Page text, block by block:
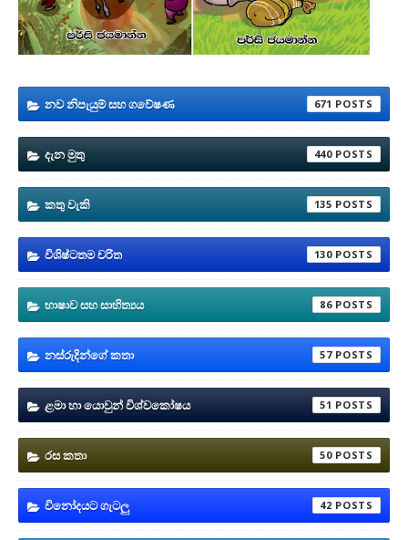
නව නිපැයුම් සහ ගවේෂණ 671
දැන මුතු 440
කතු වැකි 135
විශිෂ්ටතම චරිත 130
භාෂාව සහ සාහිත්‍යය 86
නස්රුදින්ගේ කතා 57
ළමා හා යොවුන් විශ්වකෝෂය 51
රස කතා 50
විනෝදයට ගැටලු 42